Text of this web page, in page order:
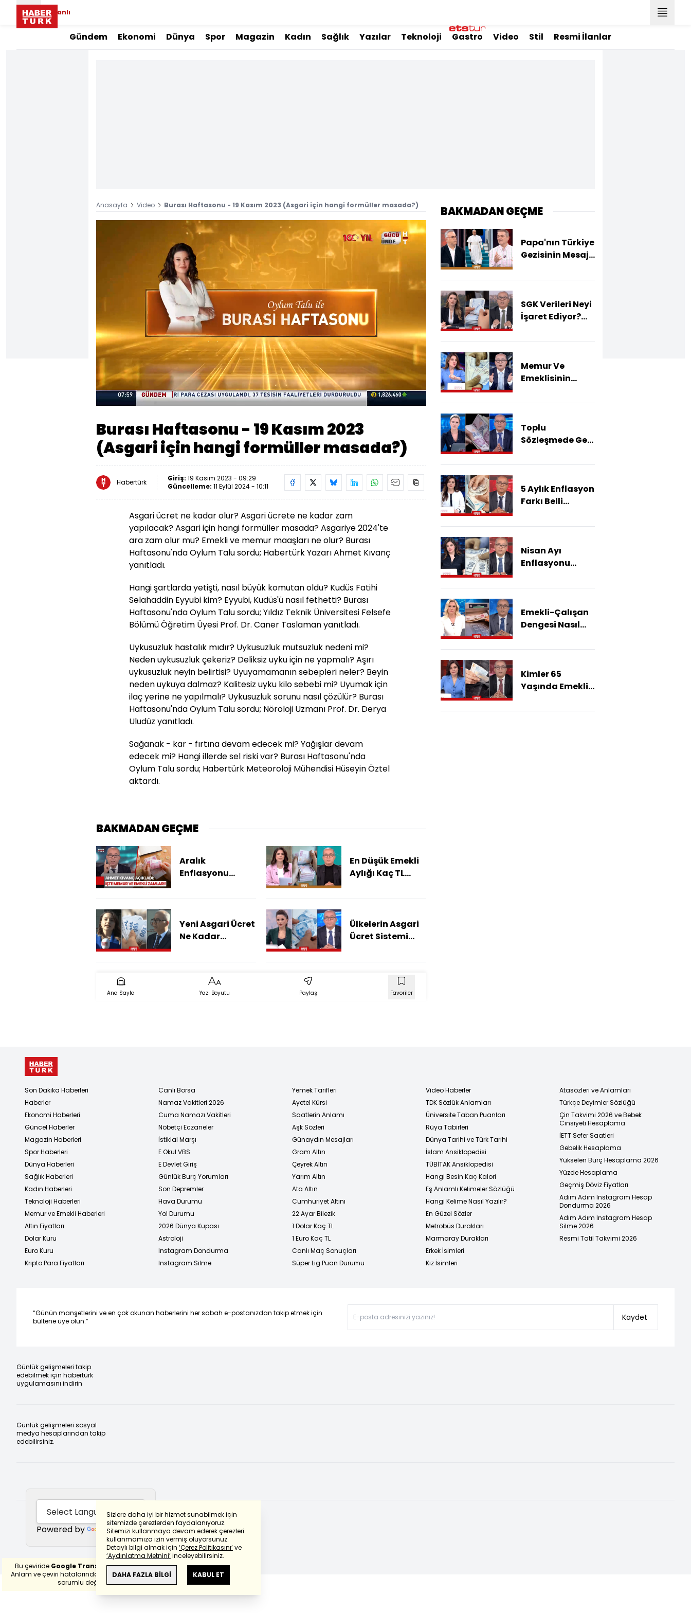
Canlı
Gündem Ekonomi Dünya Spor Magazin Kadın Sağlık Yazılar Teknoloji Gastro Video Stil Resmi İlanlar
Anasayfa Video Burası Haftasonu - 19 Kasım 2023 (Asgari için hangi formüller masada?)
Sesi
Yüklendi:
0.55%
Oynatma
Burası Haftasonu - 19 Kasım 2023
(Asgari için hangi formüller masada?)
Habertürk Giriş: 19 Kasım 2023 - 09:29
Güncelleme: 11 Eylül 2024 - 10:11
Asgari ücret ne kadar olur? Asgari ücrete ne kadar zam
yapılacak? Asgari için hangi formüller masada? Asgariye 2024'te
ara zam olur mu? Emekli ve memur maaşları ne olur? Burası
Haftasonu'nda Oylum Talu sordu; Habertürk Yazarı Ahmet Kıvanç
yanıtladı.
Hangi şartlarda yetişti, nasıl büyük komutan oldu? Kudüs Fatihi
Selahaddin Eyyubi kim? Eyyubi, Kudüs'ü nasıl fethetti? Burası
Haftasonu'nda Oylum Talu sordu; Yıldız Teknik Üniversitesi Felsefe
Bölümü Öğretim Üyesi Prof. Dr. Caner Taslaman yanıtladı.
Uykusuzluk hastalık mıdır? Uykusuzluk mutsuzluk nedeni mi?
Neden uykusuzluk çekeriz? Deliksiz uyku için ne yapmalı? Aşırı
uykusuzluk neyin belirtisi? Uyuyamamanın sebepleri neler? Beyin
neden uykuya dalmaz? Kalitesiz uyku kilo sebebi mi? Uyumak için
ilaç yerine ne yapılmalı? Uykusuzluk sorunu nasıl çözülür? Burası
Haftasonu'nda Oylum Talu sordu; Nöroloji Uzmanı Prof. Dr. Derya
Uludüz yanıtladı.
Sağanak - kar - fırtına devam edecek mi? Yağışlar devam
edecek mi? Hangi illerde sel riski var? Burası Haftasonu'nda
Oylum Talu sordu; Habertürk Meteoroloji Mühendisi Hüseyin Öztel
aktardı.
BAKMADAN GEÇME
Aralık
Enflasyonu
Ve Emekli Zammı
En Düşük Emekli
Aylığı Kaç TL
Yeni Asgari Ücret
Ne Kadar
Ülkelerin Asgari
Ücret Sistemi
Ana Sayfa Yazı Boyutu Paylaş Favoriler
BAKMADAN GEÇME
Papa'nın Türkiye
Gezisinin Mesajı
SGK Verileri Neyi
İşaret Ediyor?
İstihdam Nasıl
Memur Ve
Emeklisinin
Olacak?
Toplu
Sözleşmede Geri
Kamu İşçisi Ne
5 Aylık Enflasyon
Farkı Belli
Ve Emekli Ne
Alacak?
Nisan Ayı
Enflasyonu
Memur Ve Emekli
Kadar Olur?
Emekli-Çalışan
Dengesi Nasıl
Kimler 65
Yaşında Emekli
Sizlere daha iyi bir hizmet sunabilmek için
sitemizde çerezlerden faydalanıyoruz.
Sitemizi kullanmaya devam ederek çerezleri
kullanmamıza izin vermiş oluyorsunuz.
Detaylı bilgi almak için ‘Çerez Politikasını’ve
‘Aydınlatma Metnini’inceleyebilirsiniz.
DAHA FAZLA BİLGİ KABUL ET
Son Dakika Haberleri
Haberler
Ekonomi Haberleri
Güncel Haberler
Magazin Haberleri
Spor Haberleri
Dünya Haberleri
Sağlık Haberleri
Kadın Haberleri
Teknoloji Haberleri
Memur ve Emekli Haberleri
Altın Fiyatları
Dolar Kuru
Euro Kuru
Kripto Para Fiyatları
Canlı Borsa
Namaz Vakitleri 2026
Cuma Namazı Vakitleri
Nöbetçi Eczaneler
İstiklal Marşı
E Okul VBS
E Devlet Giriş
Günlük Burç Yorumları
Son Depremler
Hava Durumu
Yol Durumu
2026 Dünya Kupası
Astroloji
Instagram Dondurma
Instagram Silme
Yemek Tarifleri
Ayetel Kürsi
Saatlerin Anlamı
Aşk Sözleri
Günaydın Mesajları
Gram Altın
Çeyrek Altın
Yarım Altın
Ata Altın
Cumhuriyet Altını
22 Ayar Bilezik
1 Dolar Kaç TL
1 Euro Kaç TL
Canlı Maç Sonuçları
Süper Lig Puan Durumu
Video Haberler
TDK Sözlük Anlamları
Üniversite Taban Puanları
Rüya Tabirleri
Dünya Tarihi ve Türk Tarihi
İslam Ansiklopedisi
TÜBİTAK Ansiklopedisi
Hangi Besin Kaç Kalori
Eş Anlamlı Kelimeler Sözlüğü
Hangi Kelime Nasıl Yazılır?
En Güzel Sözler
Metrobüs Durakları
Marmaray Durakları
Erkek İsimleri
Kız İsimleri
Atasözleri ve Anlamları
Türkçe Deyimler Sözlüğü
Çin Takvimi 2026 ve Bebek
Cinsiyeti Hesaplama
İETT Sefer Saatleri
Gebelik Hesaplama
Yükselen Burç Hesaplama 2026
Yüzde Hesaplama
Geçmiş Döviz Fiyatları
Adım Adım Instagram Hesap
Dondurma 2026
Adım Adım Instagram Hesap
Silme 2026
Resmi Tatil Takvimi 2026
“Günün manşetlerini ve en çok okunan haberlerini her sabah e-postanızdan takip etmek için
bültene üye olun.”
Kaydet
Günlük gelişmeleri takip
edebilmek için habertürk
uygulamasını indirin
Günlük gelişmeleri sosyal
medya hesaplarından takip
edebilirsiniz.
Powered by Translate
Bu çeviride Google Transletekullanılmıştır.
Anlam ve çeviri hatalarından
haberturk.com
sorumlu değildir.